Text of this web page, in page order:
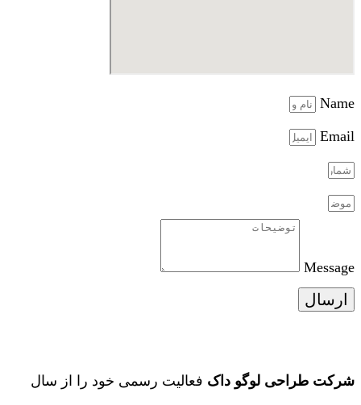
Name
Email
Message
ارسال
شرکت طراحی لوگو داک فعالیت رسمی خود را از سال